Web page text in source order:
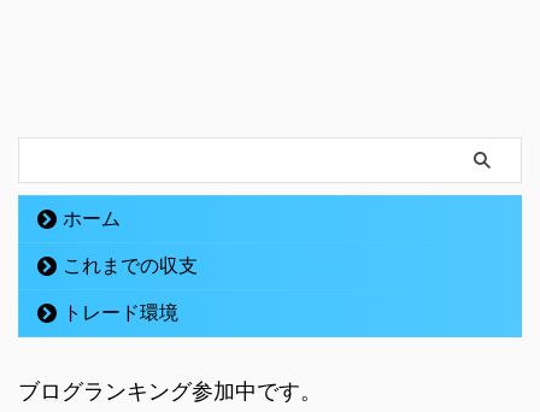
ホーム
これまでの収支
トレード環境
ブログランキング参加中です。